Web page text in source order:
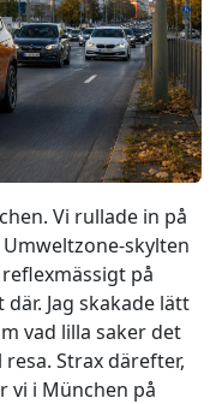
Vi rullade in på
skylten
på
Jag skakade lätt
vad lilla saker det
Strax därefter,
vi i München på